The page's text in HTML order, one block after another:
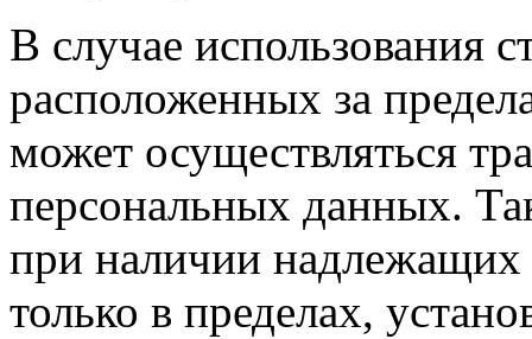
В случае использования
расположенных за
может осуществляться
персональных данных.
при наличии надлежащих
только в пределах,